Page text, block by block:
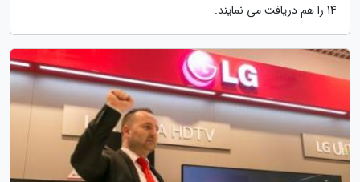
14 را هم دریافت می نمایند.